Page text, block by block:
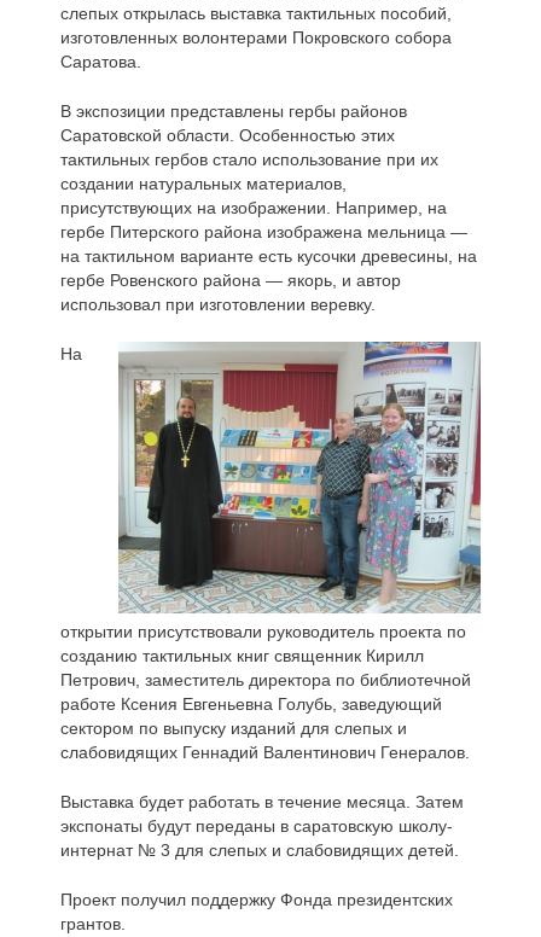
слепых открылась выставка тактильных пособий,
изготовленных волонтерами Покровского собора
Саратова.
В экспозиции представлены гербы районов
Саратовской области. Особенностью этих
тактильных гербов стало использование при их
создании натуральных материалов,
присутствующих на изображении. Например, на
гербе Питерского района изображена мельница —
на тактильном варианте есть кусочки древесины, на
гербе Ровенского района — якорь, и автор
использовал при изготовлении веревку.
На
открытии присутствовали руководитель проекта по
созданию тактильных книг священник Кирилл
Петрович, заместитель директора по библиотечной
работе Ксения Евгеньевна Голубь, заведующий
сектором по выпуску изданий для слепых и
слабовидящих Геннадий Валентинович Генералов.
Выставка будет работать в течение месяца. Затем
экспонаты будут переданы в саратовскую школу-
интернат № 3 для слепых и слабовидящих детей.
Проект получил поддержку Фонда президентских
грантов.